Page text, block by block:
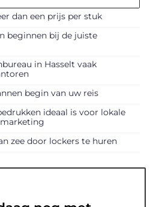
dan een prijs per stuk
beginnen bij de juiste
in Hasselt vaak
begin van uw reis
ideaal is voor lokale
zee door lockers te huren